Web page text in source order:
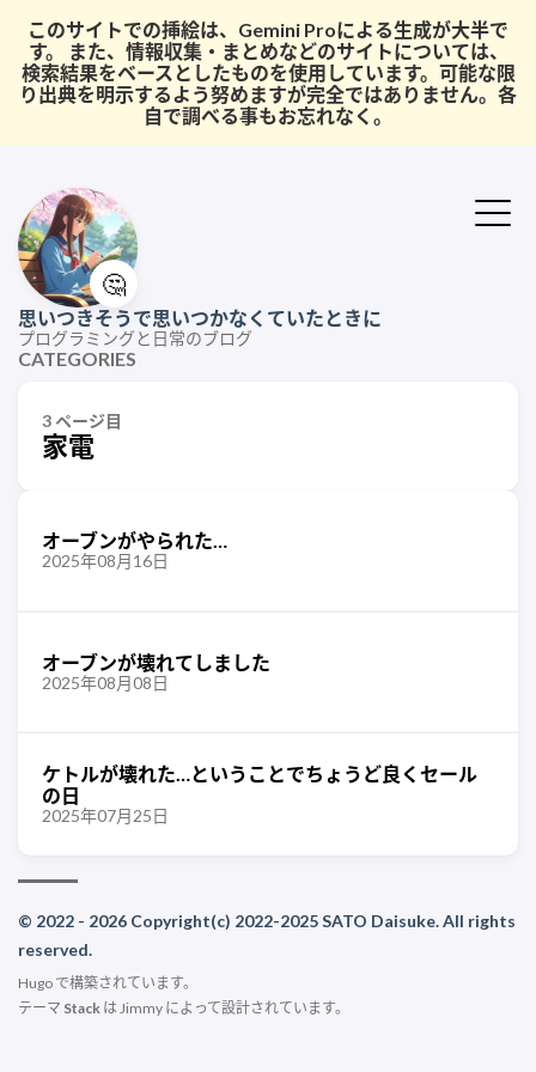
このサイトでの挿絵は、Gemini Proによる生成が大半で
す。 また、情報収集・まとめなどのサイトについては、
検索結果をベースとしたものを使用しています。可能な限
り出典を明示するよう努めますが完全ではありません。各
自で調べる事もお忘れなく。
🤔
思いつきそうで思いつかなくていたときに
プログラミングと日常のブログ
CATEGORIES
3 ページ目
家電
オーブンがやられた…
2025年08月16日
オーブンが壊れてしました
2025年08月08日
ケトルが壊れた…ということでちょうど良くセール
の日
2025年07月25日
© 2022 - 2026 Copyright(c) 2022-2025 SATO Daisuke. All rights
reserved.
Hugo で構築されています。
テーマ Stack はJimmy によって設計されています。